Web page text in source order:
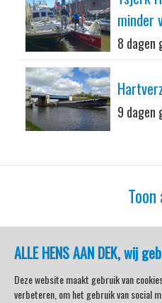
ALLE HENS AAN DEK, wij
Deze website maakt gebruik van
verbeteren, om het gebruik van social
minder
8 dagen
9 dagen